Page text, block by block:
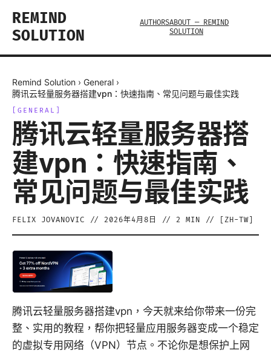
REMIND
SOLUTION
AUTHORSABOUT — REMIND
SOLUTION
Remind Solution › General ›
腾讯云轻量服务器搭建vpn：快速指南、常见问题与最佳实践
GENERAL
腾讯云轻量服务器搭
建vpn：快速指南、
常见问题与最佳实践
FELIX JOVANOVIC // 2026年4月8日 // 2 MIN // [ ZH-TW
腾讯云轻量服务器搭建vpn，今天就来给你带来一份完
整、实用的教程，帮你把轻量应用服务器变成一个稳定
的虚拟专用网络（VPN）节点。不论你是想保护上网